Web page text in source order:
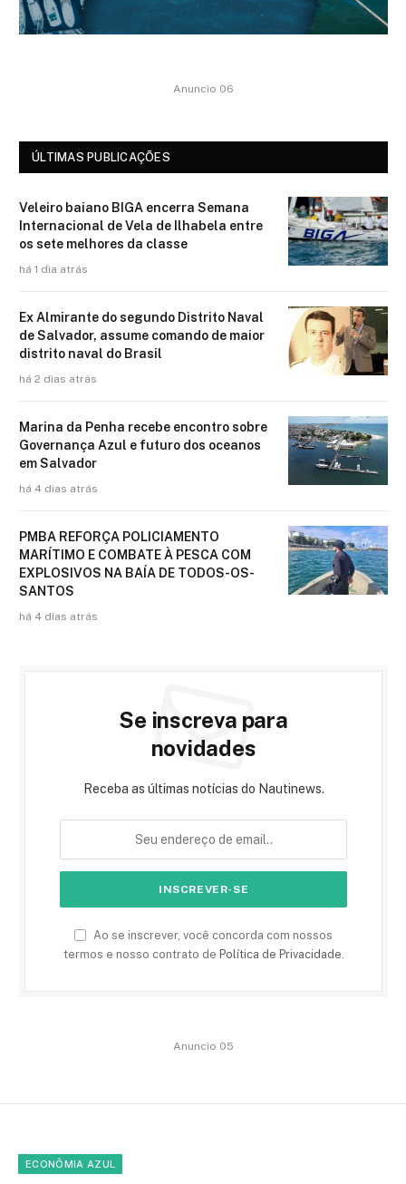
Anuncio 06
ÚLTIMAS PUBLICAÇÕES
Veleiro baiano BIGA encerra Semana
Internacional de Vela de Ilhabela entre
os sete melhores da classe
há 1 dia atrás
Ex Almirante do segundo Distrito Naval
de Salvador, assume comando de maior
distrito naval do Brasil
há 2 dias atrás
Marina da Penha recebe encontro sobre
Governança Azul e futuro dos oceanos
em Salvador
há 4 dias atrás
PMBA REFORÇA POLICIAMENTO
MARÍTIMO E COMBATE À PESCA COM
EXPLOSIVOS NA BAÍA DE TODOS-OS-
SANTOS
há 4 dias atrás
Se inscreva para
novidades
Receba as últimas notícias do Nautinews.
Ao se inscrever, você concorda com nossos
termos e nosso contrato de Política de Privacidade.
Anuncio 05
ECONÔMIA AZUL